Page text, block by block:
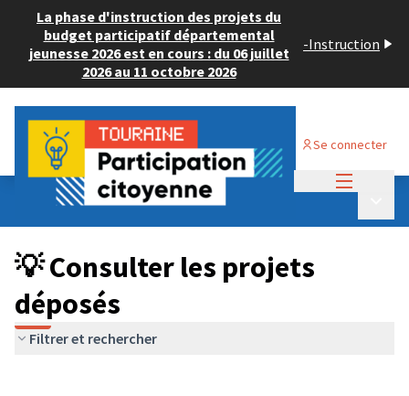
La phase d'instruction des projets du
budget participatif départemental
jeunesse 2026 est en cours : du 06 juillet
2026 au 11 octobre 2026
-Instruction
Se connecter
Budget Participatif JEUNESSE 2024
💡 Consulter les projets déposés
💡 Consulter les projets
déposés
Filtrer et rechercher